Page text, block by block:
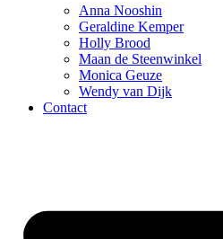
Anna Nooshin
Geraldine Kemper
Holly Brood
Maan de Steenwinkel
Monica Geuze
Wendy van Dijk
Contact